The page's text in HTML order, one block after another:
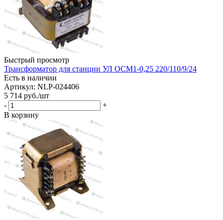
Быстрый просмотр
Трансформатор для станции УЛ ОСМ1-0,25 220/110/9/24
Есть в наличии
Артикул: NLP-024406
5 714 руб./шт
-
+
В корзину